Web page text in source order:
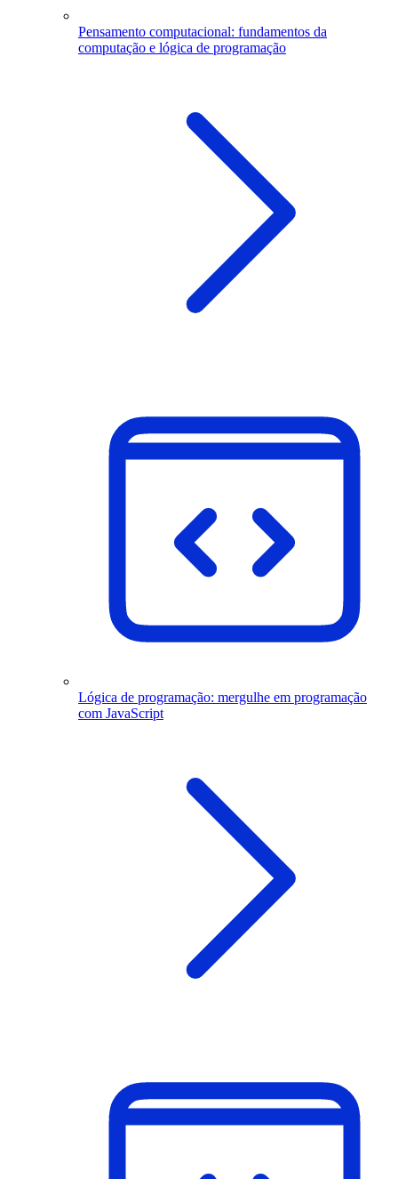
Pensamento computacional: fundamentos da
computação e lógica de programação
Lógica de programação: mergulhe em programação
com JavaScript